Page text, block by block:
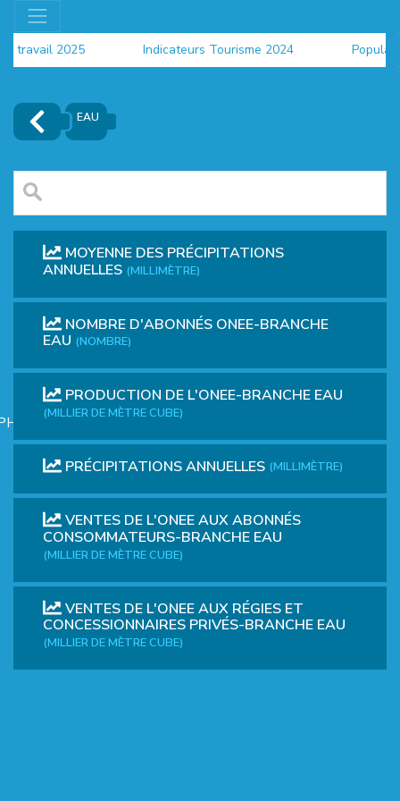
travail 2025 Indicateurs Tourisme 2024
EAU
MOYENNE DES PRÉCIPITATIONS
ANNUELLES (MILLIMÈTRE)
NOMBRE D'ABONNÉS ONEE-BRANCHE
EAU (NOMBRE)
PRODUCTION DE L'ONEE-BRANCHE EAU
(MILLIER DE MÈTRE CUBE)
PRÉCIPITATIONS ANNUELLES (MILLIMÈTRE)
VENTES DE L'ONEE AUX ABONNÉS
CONSOMMATEURS-BRANCHE EAU
(MILLIER DE MÈTRE CUBE)
VENTES DE L'ONEE AUX RÉGIES ET
CONCESSIONNAIRES PRIVÉS-BRANCHE EAU
(MILLIER DE MÈTRE CUBE)